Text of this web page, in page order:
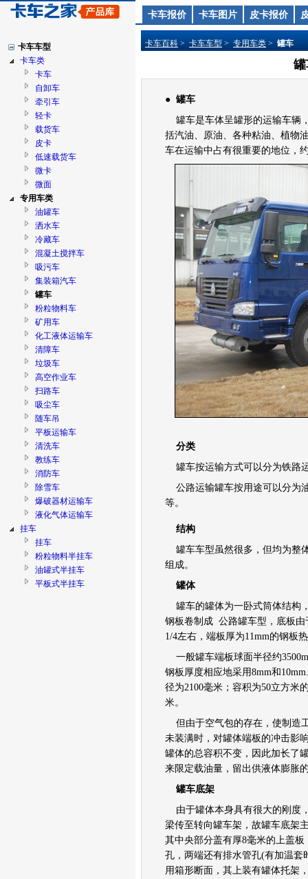
卡车车型
卡车类
卡车
自卸车
牵引车
轻卡
载货车
皮卡
低速载货车
微卡
微面
专用车类
油罐车
洒水车
冷藏车
混凝土搅拌车
吸污车
集装箱汽车
罐车
粉粒物料车
矿用车
化工液体运输车
清障车
垃圾车
高空作业车
扫路车
吸尘车
随车吊
平板运输车
清洗车
教练车
消防车
除雪车
爆破器材运输车
液化气体运输车
挂车
挂车
粉粒物料半挂车
油罐式半挂车
平板式半挂车
卡车报价 卡车图片 皮卡报价
卡车百科 > 卡车车型 > 专用车类 > 罐车
● 罐车
罐车是车体呈罐形的运输车辆
括汽油、原油、各种粘油、植物
车在运输中占有很重要的地位，
分类
罐车按运输方式可以分为铁路
公路运输罐车按用途可以分为
等。
结构
罐车车型虽然很多，但均为整
组成。
罐体
罐车的罐体为一卧式筒体结构
钢板卷制成 公路罐车型，底板由
1/4左右，端板厚为11mm的钢板
一般罐车端板球面半径约
钢板厚度相应地采用8mm和
径为2100毫米；容积为50立方米
米。
但由于空气包的存在，使制造
未装满时，对罐体端板的冲击影
罐体的总容积不变，因此加长了
来限定载油量，留出供液体膨胀
罐车底架
由于罐体本身具有很大的刚度
梁传至转向罐车架，故罐车底架
其中央部分盖有厚8毫米的上盖
孔，两端还有排水管孔(有加温套
用箱形断面，其上装有罐体托架